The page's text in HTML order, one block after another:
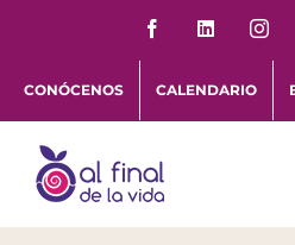
contenido
FacebookLinkedIn
CONÓCENOS CALENDARIO